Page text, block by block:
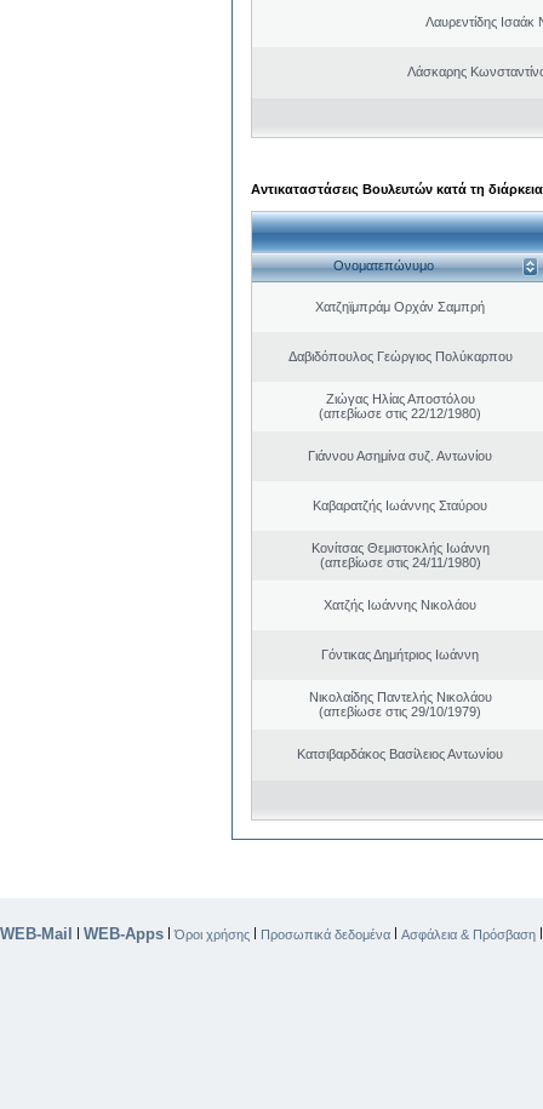
Λαυρεντίδης Ισαάκ
Λάσκαρης
Αντικαταστάσεις Βουλευτών κατά τη
Ονοματεπώνυμο
Χατζηϊμπράμ Ορχάν Σαμπρή
Δαβιδόπουλος Γεώργιος Πολύκαρπου
Ζιώγας Ηλίας Αποστόλου
(απεβίωσε στις 22/12/1980)
Γιάννου Ασημίνα συζ. Αντωνίου
Καβαρατζής Ιωάννης Σταύρου
Κονίτσας Θεμιστοκλής Ιωάννη
(απεβίωσε στις 24/11/1980)
Χατζής Ιωάννης Νικολάου
Γόντικας Δημήτριος Ιωάννη
Νικολαίδης Παντελής Νικολάου
(απεβίωσε στις 29/10/1979)
Κατσιβαρδάκος Βασίλειος Αντωνίου
WEB-Mail | WEB-Apps |Όροι χρήσης | Προσωπικά δεδομένα | Ασφάλεια & Πρόσβαση